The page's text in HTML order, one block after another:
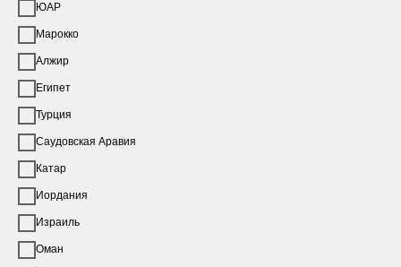
ЮАР
Марокко
Алжир
Египет
Турция
Саудовская Аравия
Катар
Иордания
Израиль
Оман